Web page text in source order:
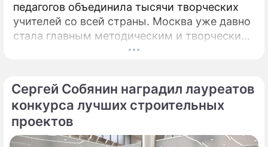
педагогов объединила тысячи творческих
учителей со всей страны. Москва уже давно
стала главным методическим и творческим
центром России, где рождаются самые
Сергей Собянин наградил лауреатов
конкурса лучших строительных
проектов